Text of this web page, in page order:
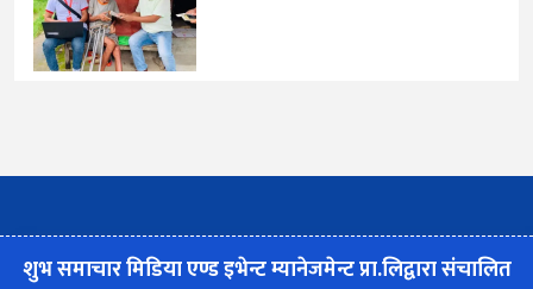
शुभ समाचार मिडिया एण्ड इभेन्ट म्यानेजमेन्ट प्रा.लिद्वारा संचालित